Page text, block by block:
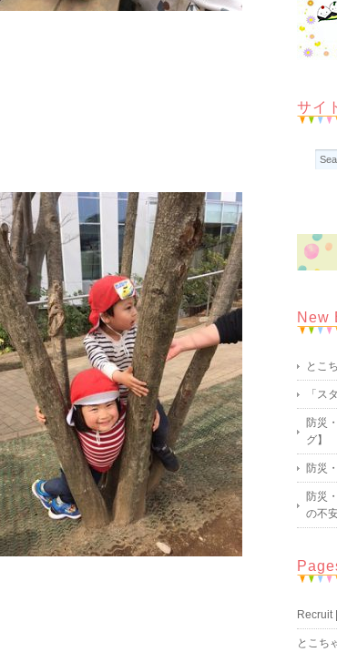
サイ
New
とこ
「ス
防災
グ】
防災
防災
の不
Recruit
とこち